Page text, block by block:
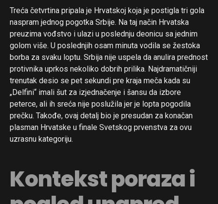
Treća četvrtina pripala je Hrvatskoj koja je postigla tri gola
naspram jednog pogotka Srbije. Na taj način Hrvatska
preuzima vođstvo i ulazi u poslednju deonicu sa jednim
golom više. U poslednjih osam minuta vodila se žestoka
borba za svaku loptu. Srbija nije uspela da anulira prednost
protivnika uprkos nekoliko dobrih prilika. Najdramatičniji
trenutak desio se pet sekundi pre kraja meča kada su
„Delfini“ imali šut za izjednačenje i šansu da izbore
peterce, ali ih sreća nije poslužila jer je lopta pogodila
prečku. Takođe, ovaj detalj bio je presudan za konačan
plasman Hrvatske u finale Svetskog prvenstva za ovu
uzrasnu kategoriju.
Kontekst poraza i